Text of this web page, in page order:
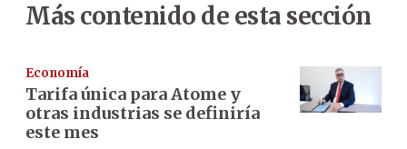
Más contenido de esta sección
Economía
Tarifa única para Atome y
otras industrias se definiría
este mes